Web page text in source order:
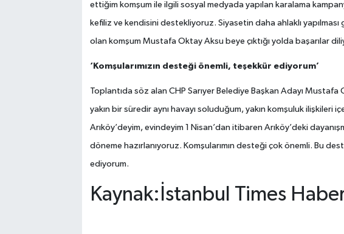
ettiğim komşum ile ilgili sosyal medyada yapılan karalama
kefiliz ve kendisini destekliyoruz. Siyasetin daha ahlaklı
olan komşum Mustafa Oktay Aksu beye çıktığı yolda başarılar
‘Komşularımızın desteği önemli, teşekkür ediyorum’
Toplantıda söz alan CHP Sarıyer Belediye Başkan Adayı
yakın bir süredir aynı havayı soluduğum, yakın komşuluk ilişkileri
Arıköy’deyim, evindeyim 1 Nisan’dan itibaren Arıköy’deki
döneme hazırlanıyoruz. Komşularımın desteği çok önemli. Bu
ediyorum.
Kaynak:İstanbul Times